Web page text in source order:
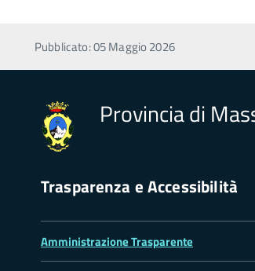
Pubblicato: 05 Maggio 2026
Provincia di
Trasparenza e Accessibilità
Amministrazione Trasparente